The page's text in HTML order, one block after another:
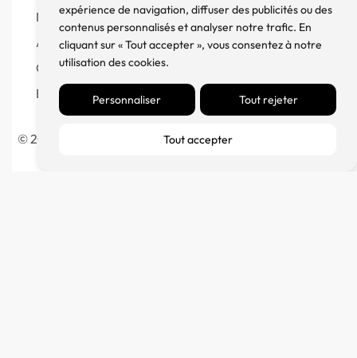
expérience de navigation, diffuser des publicités ou des
contenus personnalisés et analyser notre trafic. En
cliquant sur « Tout accepter », vous consentez à notre
utilisation des cookies.
Personnaliser Tout rejeter
Tout accepter
Mentions Légales
À propos
Contact
Blog
© 2023 France Major Diffusion – Fait avec ♥ par l’